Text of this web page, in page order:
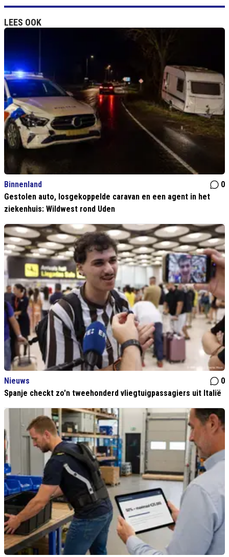
LEES OOK
Binnenland
0
Gestolen auto, losgekoppelde caravan en een agent in het
ziekenhuis: Wildwest rond Uden
Nieuws
0
Spanje checkt zo'n tweehonderd vliegtuigpassagiers uit Italië